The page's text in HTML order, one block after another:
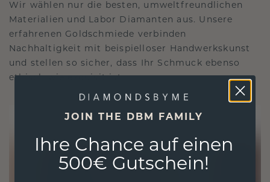
Wir wählen nur die besten, umweltfreundlichen
Materialien und Labor Diamanten aus. Unsere
erfahrenen Goldschmiede verbinden
Nachhaltigkeit mit beispielloser Handwerkskunst
und stellen so sicher, dass Ihr Schmuck ebenso
ethisch wie exquisit ist.
JOIN THE DBM FAMILY
Ihre Chance auf einen
500€ Gutschein!